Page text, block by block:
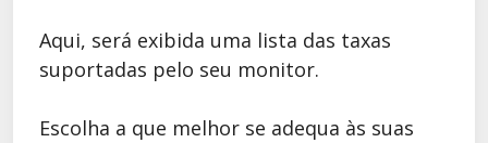
Aqui, será exibida uma lista das taxas
suportadas pelo seu monitor.
Escolha a que melhor se adequa às suas